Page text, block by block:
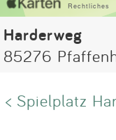
Harderweg
85276
< Spielplatz